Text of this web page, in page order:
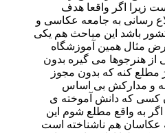
زیرا اگر واقعا هدف
رسانی به جامعه عکاسی و
باشد این مباحث هم یکی
مثال همین آموزشگاه
از هنرجوها می گیره بدون
رُ مطلع کنه که بدون مجوز
و مدارکش بی اساس
کسی که دانش آموخته ی
به واقع مطلع شوم این
هم ناشناخته است